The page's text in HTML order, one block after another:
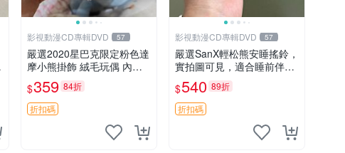
影視動漫CD專輯DVD 57
嚴選2020星巴克限定粉色達
摩小熊掛飾 絨毛玩偶 內裡
小熊 可愛 御用伴侶 默認微
暇 售後自理 小熊掛飾 星巴
克 限量版
$359 84折
折扣碼
影視動漫CD專輯DVD 57
嚴選SanX輕松熊安睡搖鈴，
實拍圖可見，適合睡前伴
侶， Picks安撫好物 0325
懸吊 電腦
$540 89折
折扣碼